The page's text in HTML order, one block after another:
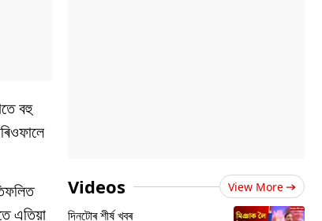
বহু
এতিয়া
Videos View More
দিনটোৰ শীৰ্ষ খবৰ